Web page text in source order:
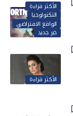
الأكثر قراءة
التكنولوجيا
الواقع الافتراضي
خبر جديد
الأكثر قراءة